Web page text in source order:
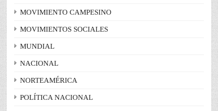
MOVIMIENTO CAMPESINO
MOVIMIENTOS SOCIALES
MUNDIAL
NACIONAL
NORTEAMÉRICA
POLÍTICA NACIONAL